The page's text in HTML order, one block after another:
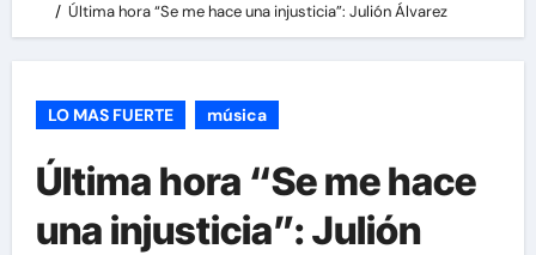
Última hora “Se me hace una injusticia”: Julión Álvarez
LO MAS FUERTE música
Última hora “Se me hace
una injusticia”: Julión